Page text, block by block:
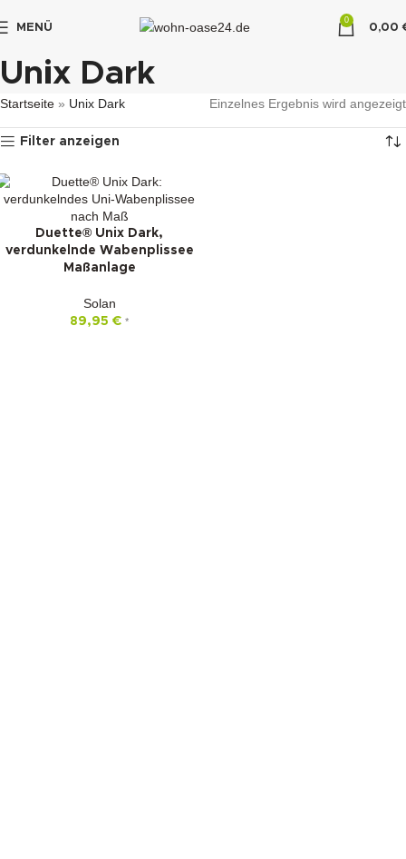
MENÜ
0
0,00
Unix Dark
Startseite » Unix Dark Einzelnes Ergebnis wird angezeigt
Filter anzeigen
Duette® Unix Dark,
verdunkelnde Wabenplissee
Maßanlage
Solan
89,95 € *